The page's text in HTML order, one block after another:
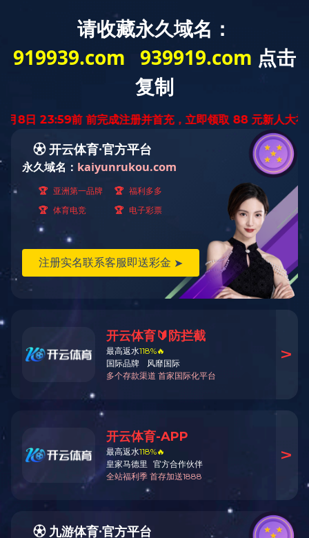
您的位置： 首页> 生态环境大数据
农业面源污染监
建设全国首个农业面源污染自动监测
染数据的自动采集；还建设了全区首个国家级
段助推杭锦后旗农业绿色发展。